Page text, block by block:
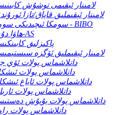
لامىنار ئېقىمى توشۇش
لامىنار ئېقىملىق قاپاق/تازا
سومكا ئىچىدىكى سومكا - BIBO
ھاۋا دۇش-AS
پاكىزلىق
لامىنار ئېقىملىق ئۆگزە
داتلاشماس پولات ئۆي
داتلاشماس پولات
داتلاشماس پولات ئاياغ
داتلاشماس پولات
داتلاشماس پولات يۇيۇش
داتلاشماس پولات